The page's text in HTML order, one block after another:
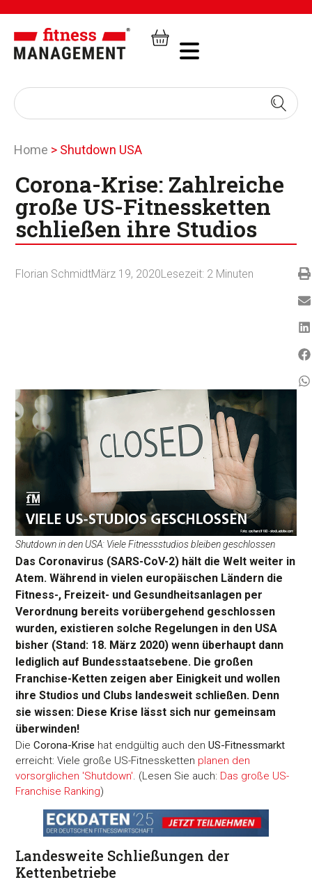
Home > Shutdown USA
Corona-Krise: Zahlreiche
große US-Fitnessketten
schließen ihre Studios
Florian SchmidtMärz 19, 2020Lesezeit: 2 Minuten
Shutdown in den USA: Viele Fitnessstudios bleiben geschlossen
Das Coronavirus (SARS-CoV-2) hält die Welt weiter in
Atem. Während in vielen europäischen Ländern die
Fitness-, Freizeit- und Gesundheitsanlagen per
Verordnung bereits vorübergehend geschlossen
wurden, existieren solche Regelungen in den USA
bisher (Stand: 18. März 2020) wenn überhaupt dann
lediglich auf Bundesstaatsebene. Die großen
Franchise-Ketten zeigen aber Einigkeit und wollen
ihre Studios und Clubs landesweit schließen. Denn
sie wissen: Diese Krise lässt sich nur gemeinsam
überwinden!
DieCorona-Krise hat endgültig auch denUS-Fitnessmarkt
erreicht: Viele große US-Fitnessketten planen den
vorsorglichen 'Shutdown'. (Lesen Sie auch: Das große US-
Franchise Ranking)
Landesweite Schließungen der
Kettenbetriebe